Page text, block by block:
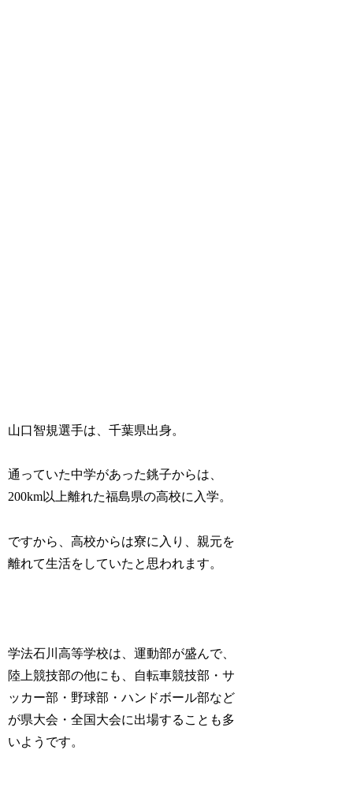
山口智規選手は、千葉県出身。
通っていた中学があった銚子からは、
200km以上離れた福島県の高校に入学。
ですから、高校からは寮に入り、親元を
離れて生活をしていたと思われます。
学法石川高等学校は、運動部が盛んで、
陸上競技部の他にも、自転車競技部・サ
ッカー部・野球部・ハンドボール部など
が県大会・全国大会に出場することも多
いようです。